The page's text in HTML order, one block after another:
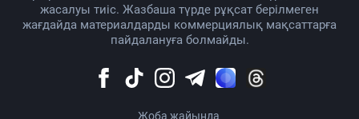
жасалуы тиіс. Жазбаша түрде рұқсат берілмеген
жағдайда материалдарды коммерциялық мақсаттарға
пайдалануға болмайды.
Жоба жайында